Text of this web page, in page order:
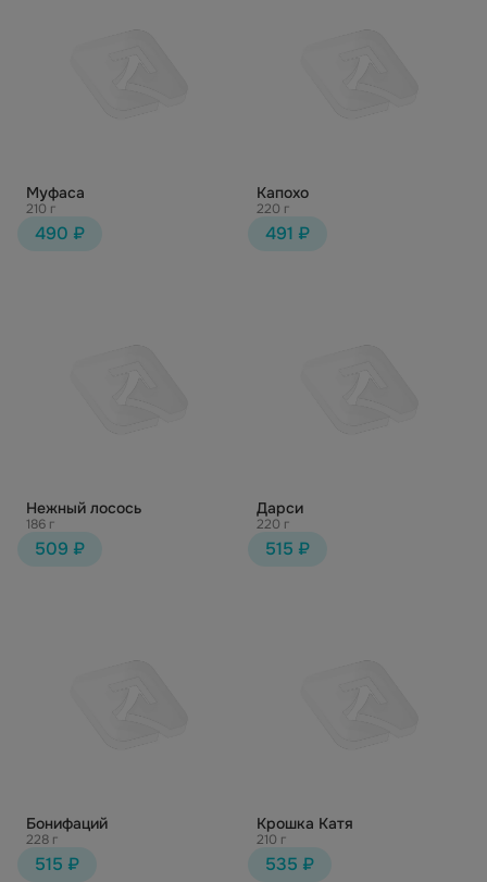
Муфаса
210 г
490 ₽
Капохо
220 г
491 ₽
Нежный лосось
186 г
509 ₽
Дарси
220 г
515 ₽
Бонифаций
228 г
515 ₽
Крошка Катя
210 г
535 ₽